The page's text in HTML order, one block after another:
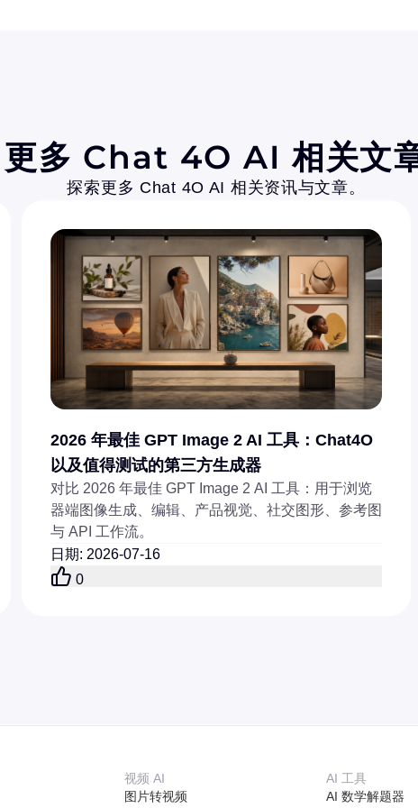
更多 Chat 4O AI 相关文
探索更多 Chat 4O AI 相关资讯与文章。
2026 年最佳 GPT Image 2 AI 工具：Chat4O
以及值得测试的第三方生成器
对比 2026 年最佳 GPT Image 2 AI 工具：用于浏览
器端图像生成、编辑、产品视觉、社交图形、参考图
与 API 工作流。
日期: 2026-07-16
0
视频 AI
图片转视频
AI 工具
AI 数学解题器